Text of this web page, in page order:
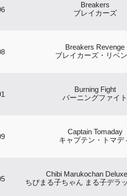
Breakers
ブレイカーズ
Breakers Revenge
ブレイカーズ・リベ
Burning Fight
バーニングファイト
Captain Tomaday
キャプテン・トマデ
Chibi Marukochan
ちびまる子ちゃん まる子デラ